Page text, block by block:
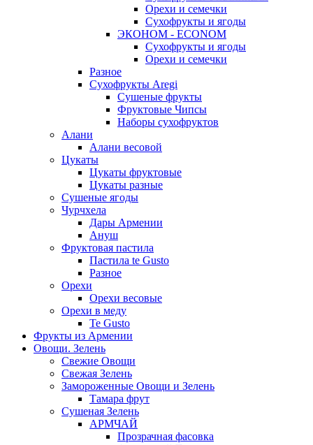
Орехи и семечки
Сухофрукты и ягоды
ЭКОНОМ - ECONOM
Сухофрукты и ягоды
Орехи и семечки
Разное
Сухофрукты Aregi
Сушеные фрукты
Фруктовые Чипсы
Наборы сухофруктов
Алани
Алани весовой
Цукаты
Цукаты фруктовые
Цукаты разные
Сушеные ягоды
Чурчхела
Дары Армении
Ануш
Фруктовая пастила
Пастила te Gusto
Разное
Орехи
Орехи весовые
Орехи в меду
Te Gusto
Фрукты из Армении
Овощи. Зелень
Свежие Овощи
Свежая Зелень
Замороженные Овощи и Зелень
Тамара фрут
Сушеная Зелень
АРМЧАЙ
Прозрачная фасовка